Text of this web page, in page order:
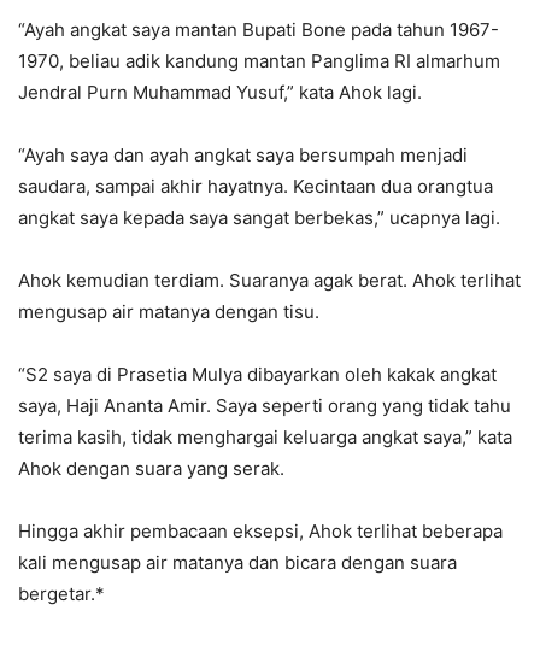
“Ayah angkat saya mantan Bupati Bone pada tahun 1967-
1970, beliau adik kandung mantan Panglima RI almarhum
Jendral Purn Muhammad Yusuf,” kata Ahok lagi.
“Ayah saya dan ayah angkat saya bersumpah menjadi
saudara, sampai akhir hayatnya. Kecintaan dua orangtua
angkat saya kepada saya sangat berbekas,” ucapnya lagi.
Ahok kemudian terdiam. Suaranya agak berat. Ahok terlihat
mengusap air matanya dengan tisu.
“S2 saya di Prasetia Mulya dibayarkan oleh kakak angkat
saya, Haji Ananta Amir. Saya seperti orang yang tidak tahu
terima kasih, tidak menghargai keluarga angkat saya,” kata
Ahok dengan suara yang serak.
Hingga akhir pembacaan eksepsi, Ahok terlihat beberapa
kali mengusap air matanya dan bicara dengan suara
bergetar.*